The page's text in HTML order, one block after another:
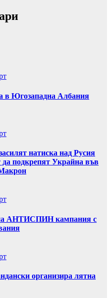
в Югозападна Албания
натиска над Русия
подкрепят Украйна във
АНТИСПИН кампания с
организира лятна